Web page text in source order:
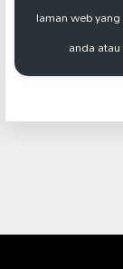
laman web
anda